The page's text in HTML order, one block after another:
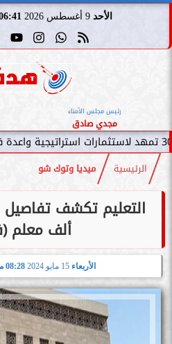
الأحد 9 أغسطس 2026 06:41
رئيس مجلس الأمناء
مجدي صادق
الرئيسية ميديا وتوك شو
ألف معلم
الأربعاء 15 مايو 2024 08:28 مـ